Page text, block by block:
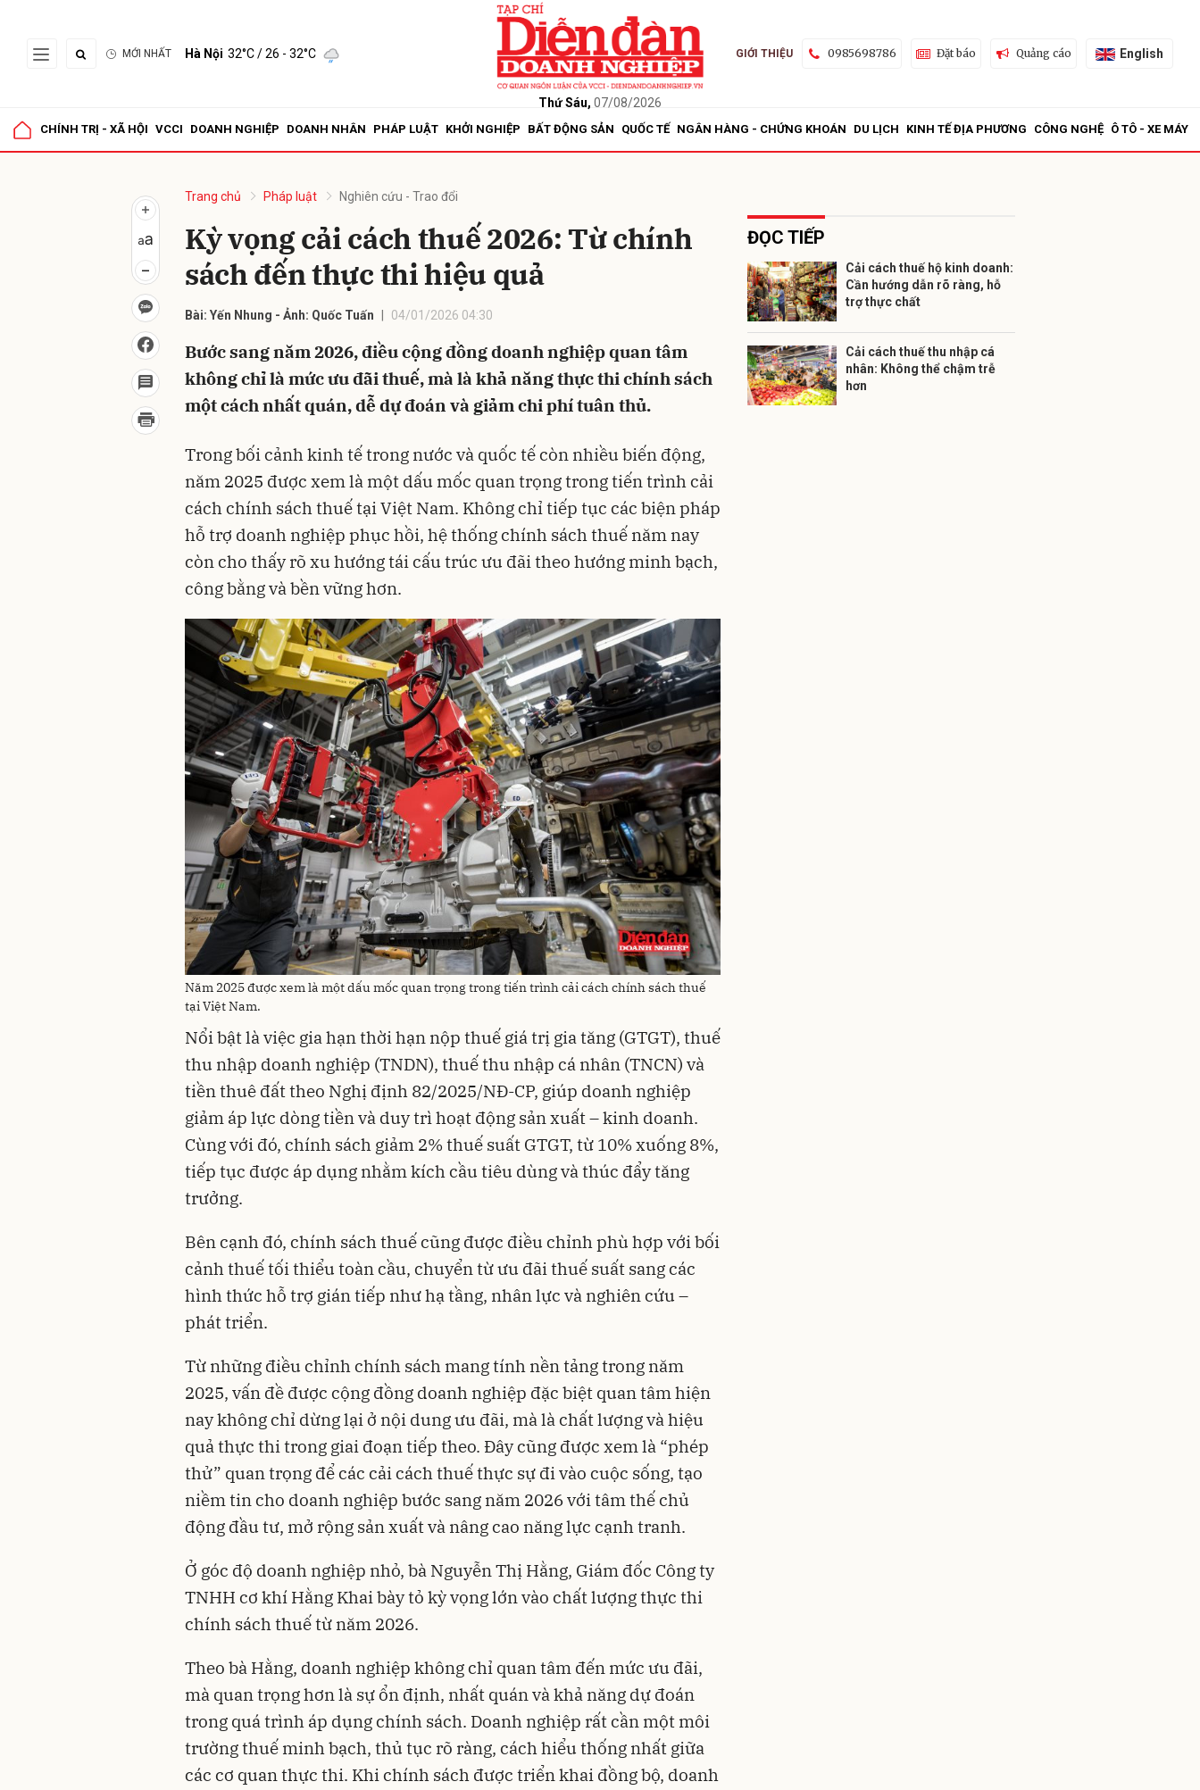
MỚI NHẤT Hà Nội 32°C/ 26 - 32°C
Thứ Sáu, 07/08/2026
GIỚI THIỆU 0985698786 Đặt báo Quảng cáo English
CHÍNH TRỊ - XÃ HỘI VCCI DOANH NGHIỆP DOANH NHÂN PHÁP LUẬT KHỞI NGHIỆP BẤT ĐỘNG SẢN QUỐC TẾ NGÂN HÀNG - CHỨNG KHOÁN DU LỊCH KINH TẾ ĐỊA PHƯƠNG CÔNG NGHỆ Ô TÔ - XE MÁY
Trang chủ Pháp luật Nghiên cứu - Trao đổi
Kỳ vọng cải cách thuế 2026: Từ chính
sách đến thực thi hiệu quả
Bài: Yến Nhung - Ảnh: Quốc Tuấn 04/01/2026 04:30
Bước sang năm 2026, điều cộng đồng doanh nghiệp quan tâm
không chỉ là mức ưu đãi thuế, mà là khả năng thực thi chính sách
một cách nhất quán, dễ dự đoán và giảm chi phí tuân thủ.
Trong bối cảnh kinh tế trong nước và quốc tế còn nhiều biến động,
năm 2025 được xem là một dấu mốc quan trọng trong tiến trình cải
cách chính sách thuế tại Việt Nam. Không chỉ tiếp tục các biện pháp
hỗ trợ doanh nghiệp phục hồi, hệ thống chính sách thuế năm nay
còn cho thấy rõ xu hướng tái cấu trúc ưu đãi theo hướng minh bạch,
công bằng và bền vững hơn.
Năm 2025 được xem là một dấu mốc quan trọng trong tiến trình cải cách chính sách thuế
tại Việt Nam.
Nổi bật là việc gia hạn thời hạn nộp thuế giá trị gia tăng (GTGT), thuế
thu nhập doanh nghiệp (TNDN), thuế thu nhập cá nhân (TNCN) và
tiền thuê đất theo Nghị định 82/2025/NĐ-CP, giúp doanh nghiệp
giảm áp lực dòng tiền và duy trì hoạt động sản xuất – kinh doanh.
Cùng với đó, chính sách giảm 2% thuế suất GTGT, từ 10% xuống 8%,
tiếp tục được áp dụng nhằm kích cầu tiêu dùng và thúc đẩy tăng
trưởng.
Bên cạnh đó, chính sách thuế cũng được điều chỉnh phù hợp với bối
cảnh thuế tối thiểu toàn cầu, chuyển từ ưu đãi thuế suất sang các
hình thức hỗ trợ gián tiếp như hạ tầng, nhân lực và nghiên cứu –
phát triển.
Từ những điều chỉnh chính sách mang tính nền tảng trong năm
2025, vấn đề được cộng đồng doanh nghiệp đặc biệt quan tâm hiện
nay không chỉ dừng lại ở nội dung ưu đãi, mà là chất lượng và hiệu
quả thực thi trong giai đoạn tiếp theo. Đây cũng được xem là “phép
thử” quan trọng để các cải cách thuế thực sự đi vào cuộc sống, tạo
niềm tin cho doanh nghiệp bước sang năm 2026 với tâm thế chủ
động đầu tư, mở rộng sản xuất và nâng cao năng lực cạnh tranh.
Ở góc độ doanh nghiệp nhỏ, bà Nguyễn Thị Hằng, Giám đốc Công ty
TNHH cơ khí Hằng Khai bày tỏ kỳ vọng lớn vào chất lượng thực thi
chính sách thuế từ năm 2026.
Theo bà Hằng, doanh nghiệp không chỉ quan tâm đến mức ưu đãi,
mà quan trọng hơn là sự ổn định, nhất quán và khả năng dự đoán
trong quá trình áp dụng chính sách. Doanh nghiệp rất cần một môi
trường thuế minh bạch, thủ tục rõ ràng, cách hiểu thống nhất giữa
các cơ quan thực thi. Khi chính sách được triển khai đồng bộ, doanh
ĐỌC TIẾP
Cải cách thuế hộ kinh doanh:
Cần hướng dẫn rõ ràng, hỗ
trợ thực chất
Cải cách thuế thu nhập cá
nhân: Không thể chậm trễ
hơn
Gửi